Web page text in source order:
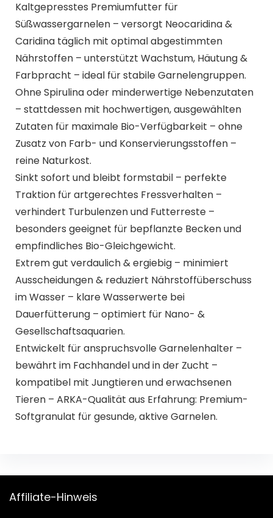
Kaltgepresstes Premiumfutter für
Süßwassergarnelen – versorgt Neocaridina &
Caridina täglich mit optimal abgestimmten
Nährstoffen – unterstützt Wachstum, Häutung &
Farbpracht – ideal für stabile Garnelengruppen.
Ohne Spirulina oder minderwertige Nebenzutaten
– stattdessen mit hochwertigen, ausgewählten
Zutaten für maximale Bio-Verfügbarkeit – ohne
Zusatz von Farb- und Konservierungsstoffen –
reine Naturkost.
Sinkt sofort und bleibt formstabil – perfekte
Traktion für artgerechtes Fressverhalten –
verhindert Turbulenzen und Futterreste –
besonders geeignet für bepflanzte Becken und
empfindliches Bio-Gleichgewicht.
Extrem gut verdaulich & ergiebig – minimiert
Ausscheidungen & reduziert Nährstoffüberschuss
im Wasser – klare Wasserwerte bei
Dauerfütterung – optimiert für Nano- &
Gesellschaftsaquarien.
Entwickelt für anspruchsvolle Garnelenhalter –
bewährt im Fachhandel und in der Zucht –
kompatibel mit Jungtieren und erwachsenen
Tieren – ARKA-Qualität aus Erfahrung: Premium-
Softgranulat für gesunde, aktive Garnelen.
Affiliate-Hinweis